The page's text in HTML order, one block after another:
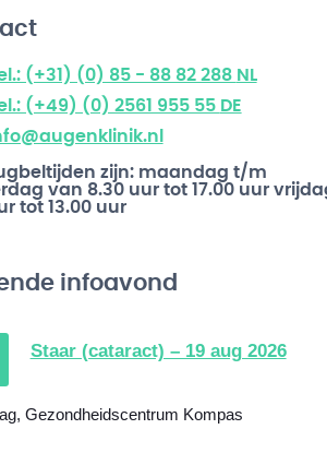
(+31) (0) 85 - 88 82 288 NL
(+49) (0) 2561 955 55 DE
zijn: maandag t/m
van 8.30 uur tot 17.00 uur
tot 13.00 uur
infoavond
Staar (cataract) – 19 aug 2026
, Gezondheidscentrum Kompas